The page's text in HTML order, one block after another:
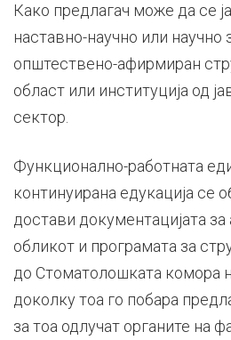
Како предлагач може да се
наставно-научно или
општествено-афирмиран
област или институција од
сектор.
Функционално-работната
континуирана едукација се
достави документацијата за
обликот и програмата за
до Стоматолошката комора
доколку тоа го побара
за тоа одлучат органите на